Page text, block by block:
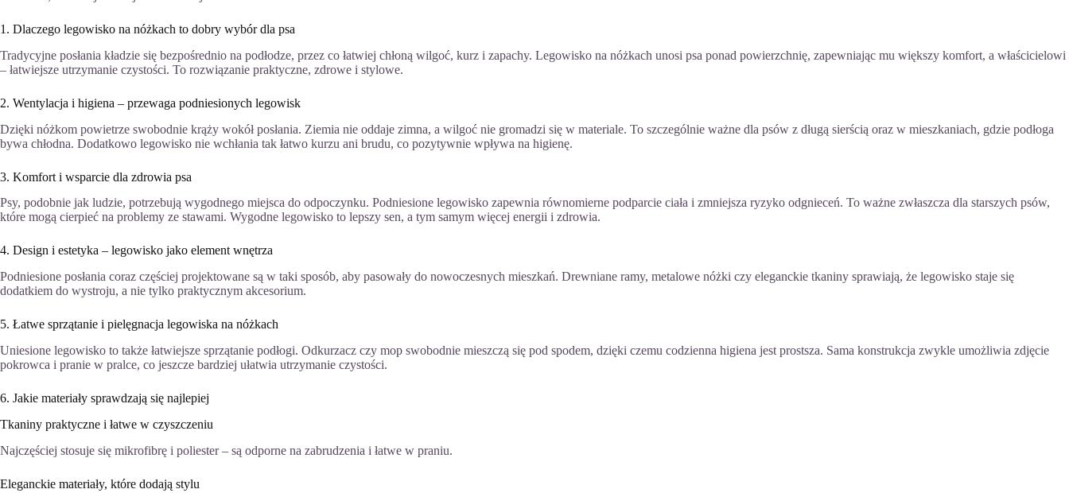
1. Dlaczego legowisko na nóżkach to dobry wybór dla psa
Tradycyjne posłania kładzie się bezpośrednio na podłodze, przez co łatwiej chłoną wilgoć, kurz i zapachy. Legowisko na nóżkach unosi psa ponad powierzchnię, zapewniając mu większy komfort, a właścicielowi
– łatwiejsze utrzymanie czystości. To rozwiązanie praktyczne, zdrowe i stylowe.
2. Wentylacja i higiena – przewaga podniesionych legowisk
Dzięki nóżkom powietrze swobodnie krąży wokół posłania. Ziemia nie oddaje zimna, a wilgoć nie gromadzi się w materiale. To szczególnie ważne dla psów z długą sierścią oraz w mieszkaniach, gdzie podłoga
bywa chłodna. Dodatkowo legowisko nie wchłania tak łatwo kurzu ani brudu, co pozytywnie wpływa na higienę.
3. Komfort i wsparcie dla zdrowia psa
Psy, podobnie jak ludzie, potrzebują wygodnego miejsca do odpoczynku. Podniesione legowisko zapewnia równomierne podparcie ciała i zmniejsza ryzyko odgnieceń. To ważne zwłaszcza dla starszych psów,
które mogą cierpieć na problemy ze stawami. Wygodne legowisko to lepszy sen, a tym samym więcej energii i zdrowia.
4. Design i estetyka – legowisko jako element wnętrza
Podniesione posłania coraz częściej projektowane są w taki sposób, aby pasowały do nowoczesnych mieszkań. Drewniane ramy, metalowe nóżki czy eleganckie tkaniny sprawiają, że legowisko staje się
dodatkiem do wystroju, a nie tylko praktycznym akcesorium.
5. Łatwe sprzątanie i pielęgnacja legowiska na nóżkach
Uniesione legowisko to także łatwiejsze sprzątanie podłogi. Odkurzacz czy mop swobodnie mieszczą się pod spodem, dzięki czemu codzienna higiena jest prostsza. Sama konstrukcja zwykle umożliwia zdjęcie
pokrowca i pranie w pralce, co jeszcze bardziej ułatwia utrzymanie czystości.
6. Jakie materiały sprawdzają się najlepiej
Tkaniny praktyczne i łatwe w czyszczeniu
Najczęściej stosuje się mikrofibrę i poliester – są odporne na zabrudzenia i łatwe w praniu.
Eleganckie materiały, które dodają stylu